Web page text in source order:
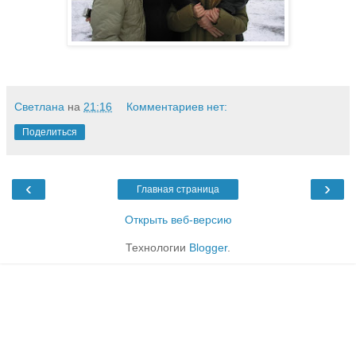
Светлана на 21:16 Комментариев нет:
Поделиться
‹ ›
Главная страница
Открыть веб-версию
Технологии Blogger.